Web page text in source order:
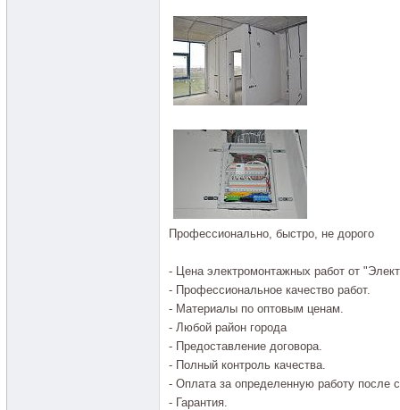
Профессионально, быстро, не дорого
- Цена электромонтажных работ от
- Профессиональное качество работ.
- Материалы по оптовым ценам.
- Любой район города
- Предоставление договора.
- Полный контроль качества.
- Оплата за определенную работу после
- Гарантия.